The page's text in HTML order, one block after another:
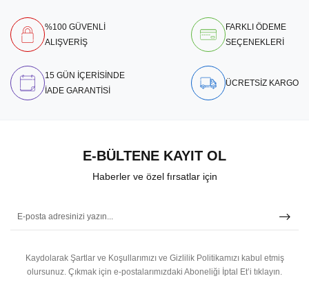
%100 GÜVENLİ
ALIŞVERİŞ
FARKLI ÖDEME
SEÇENEKLERİ
15 GÜN İÇERİSİNDE
İADE GARANTİSİ
ÜCRETSİZ KARGO
E-BÜLTENE KAYIT OL
Haberler ve özel fırsatlar için
Kaydolarak Şartlar ve Koşullarımızı ve Gizlilik Politikamızı kabul etmiş
olursunuz. Çıkmak için e-postalarımızdaki Aboneliği İptal Et’i tıklayın.